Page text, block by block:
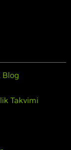
Blog
Takvimi